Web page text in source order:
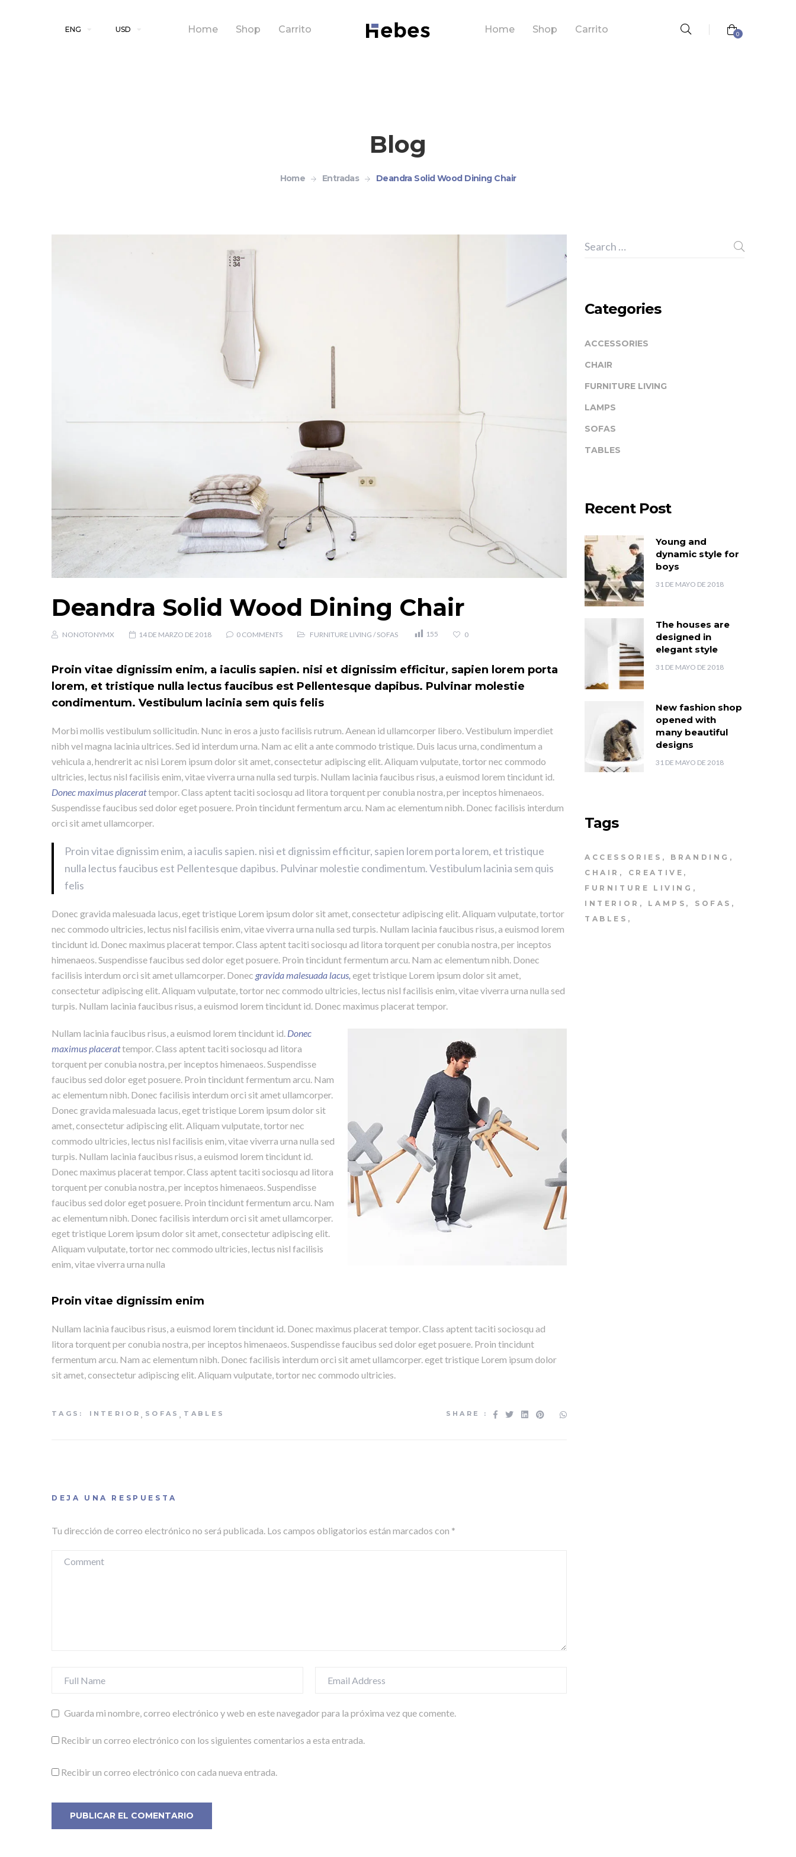
ENG USD Home Shop Carrito Home Shop Carrito 0
Blog
Home Entradas Deandra Solid Wood Dining Chair
Deandra Solid Wood Dining Chair
NONOTONYMX 14 DE MARZO DE 2018 0 COMMENTS FURNITURE LIVING /SOFAS 155 0
Proin vitae dignissim enim, a iaculis sapien. nisi et dignissim efficitur, sapien lorem porta
lorem, et tristique nulla lectus faucibus est Pellentesque dapibus. Pulvinar molestie
condimentum. Vestibulum lacinia sem quis felis
Morbi mollis vestibulum sollicitudin. Nunc in eros a justo facilisis rutrum. Aenean id ullamcorper libero. Vestibulum imperdiet
nibh vel magna lacinia ultrices. Sed id interdum urna. Nam ac elit a ante commodo tristique. Duis lacus urna, condimentum a
vehicula a, hendrerit ac nisi Lorem ipsum dolor sit amet, consectetur adipiscing elit. Aliquam vulputate, tortor nec commodo
ultricies, lectus nisl facilisis enim, vitae viverra urna nulla sed turpis. Nullam lacinia faucibus risus, a euismod lorem tincidunt id.
Donec maximus placerattempor. Class aptent taciti sociosqu ad litora torquent per conubia nostra, per inceptos himenaeos.
Suspendisse faucibus sed dolor eget posuere. Proin tincidunt fermentum arcu. Nam ac elementum nibh. Donec facilisis interdum
orci sit amet ullamcorper.
Proin vitae dignissim enim, a iaculis sapien. nisi et dignissim efficitur, sapien lorem porta lorem, et tristique
nulla lectus faucibus est Pellentesque dapibus. Pulvinar molestie condimentum. Vestibulum lacinia sem quis
felis
Donec gravida malesuada lacus, eget tristique Lorem ipsum dolor sit amet, consectetur adipiscing elit. Aliquam vulputate, tortor
nec commodo ultricies, lectus nisl facilisis enim, vitae viverra urna nulla sed turpis. Nullam lacinia faucibus risus, a euismod lorem
tincidunt id. Donec maximus placerat tempor. Class aptent taciti sociosqu ad litora torquent per conubia nostra, per inceptos
himenaeos. Suspendisse faucibus sed dolor eget posuere. Proin tincidunt fermentum arcu. Nam ac elementum nibh. Donec
facilisis interdum orci sit amet ullamcorper. Donec gravida malesuada lacus, eget tristique Lorem ipsum dolor sit amet,
consectetur adipiscing elit. Aliquam vulputate, tortor nec commodo ultricies, lectus nisl facilisis enim, vitae viverra urna nulla sed
turpis. Nullam lacinia faucibus risus, a euismod lorem tincidunt id. Donec maximus placerat tempor.
Nullam lacinia faucibus risus, a euismod lorem tincidunt id. Donec
maximus placerattempor. Class aptent taciti sociosqu ad litora
torquent per conubia nostra, per inceptos himenaeos. Suspendisse
faucibus sed dolor eget posuere. Proin tincidunt fermentum arcu. Nam
ac elementum nibh. Donec facilisis interdum orci sit amet ullamcorper.
Donec gravida malesuada lacus, eget tristique Lorem ipsum dolor sit
amet, consectetur adipiscing elit. Aliquam vulputate, tortor nec
commodo ultricies, lectus nisl facilisis enim, vitae viverra urna nulla sed
turpis. Nullam lacinia faucibus risus, a euismod lorem tincidunt id.
Donec maximus placerat tempor. Class aptent taciti sociosqu ad litora
torquent per conubia nostra, per inceptos himenaeos. Suspendisse
faucibus sed dolor eget posuere. Proin tincidunt fermentum arcu. Nam
ac elementum nibh. Donec facilisis interdum orci sit amet ullamcorper.
eget tristique Lorem ipsum dolor sit amet, consectetur adipiscing elit.
Aliquam vulputate, tortor nec commodo ultricies, lectus nisl facilisis
enim, vitae viverra urna nulla
Proin vitae dignissim enim
Nullam lacinia faucibus risus, a euismod lorem tincidunt id. Donec maximus placerat tempor. Class aptent taciti sociosqu ad
litora torquent per conubia nostra, per inceptos himenaeos. Suspendisse faucibus sed dolor eget posuere. Proin tincidunt
fermentum arcu. Nam ac elementum nibh. Donec facilisis interdum orci sit amet ullamcorper. eget tristique Lorem ipsum dolor
sit amet, consectetur adipiscing elit. Aliquam vulputate, tortor nec commodo ultricies.
TAGS: INTERIOR , SOFAS , TABLES SHARE :
DEJA UNA RESPUESTA
Tu dirección de correo electrónico no será publicada. Los campos obligatorios están marcados con *
Guarda mi nombre, correo electrónico y web en este navegador para la próxima vez que comente.
Recibir un correo electrónico con los siguientes comentarios a esta entrada.
Recibir un correo electrónico con cada nueva entrada.
Categories
ACCESSORIES
CHAIR
FURNITURE LIVING
LAMPS
SOFAS
TABLES
Recent Post
Young and
dynamic style for
boys
31 DE MAYO DE 2018
The houses are
designed in
elegant style
31 DE MAYO DE 2018
New fashion shop
opened with
many beautiful
designs
31 DE MAYO DE 2018
Tags
ACCESSORIES
BRANDING
CHAIR
CREATIVE
FURNITURE LIVING
INTERIOR
LAMPS
SOFAS
TABLES